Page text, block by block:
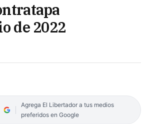
de 2022
Agrega El Libertador a tus medios
preferidos en Google